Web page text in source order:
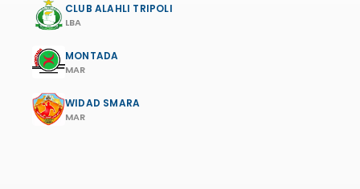
CLUB ALAHLI TRIPOLI
LBA
MONTADA
MAR
WIDAD SMARA
MAR